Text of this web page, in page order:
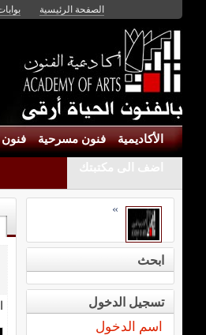
الصفحة الرئيسية
الأكاديمية فنون مسرحية
اضف الى مكتبتك
»
ابحث
تسجيل الدخول
اسم الدخول